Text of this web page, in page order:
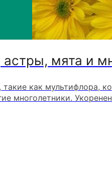
мята и
как мультифлора,
многолетники.